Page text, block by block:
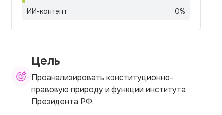
ИИ-контент
0%
Цель
Проанализировать конституционно-
правовую природу и функции института
Президента РФ.